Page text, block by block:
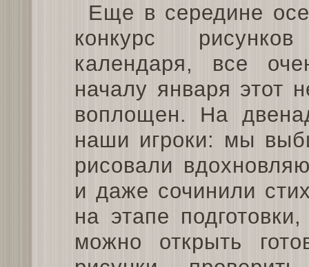
Еще в середине
конкурс
календаря, все
началу января этот
воплощен. На
наши игроки: мы
рисовали
и даже сочинили
на этапе
можно открыть